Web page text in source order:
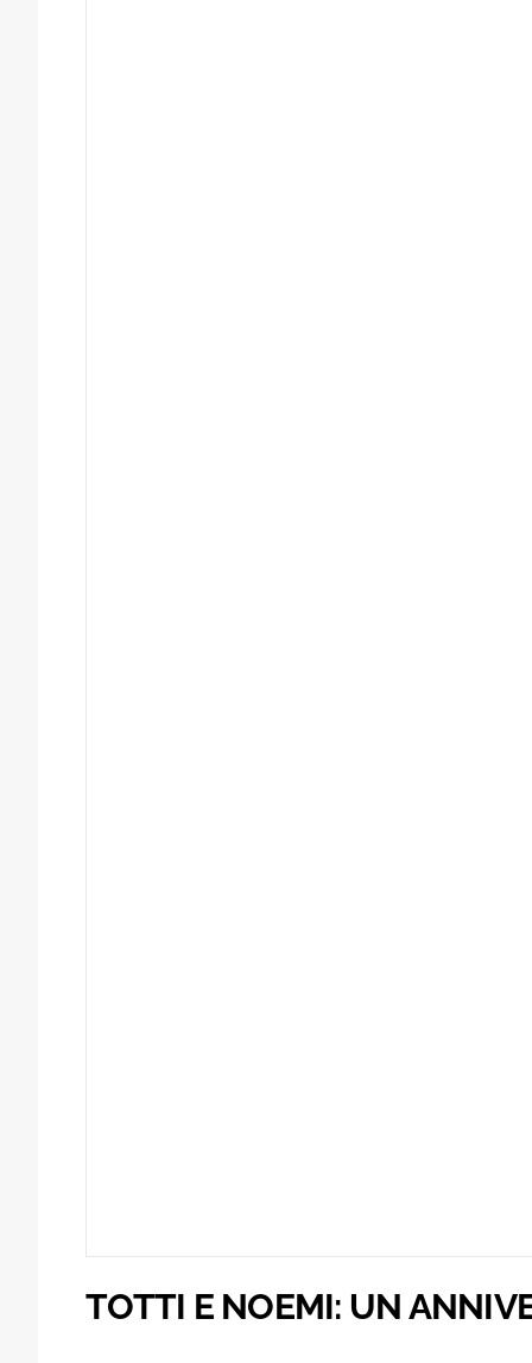
TOTTI E NOEMI: UN